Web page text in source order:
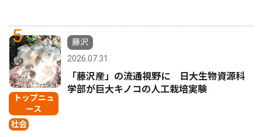
5
トップニュ
ース
社会
藤沢
2026.07.31
「藤沢産」の流通視野に 日大生物資源科
学部が巨大キノコの人工栽培実験